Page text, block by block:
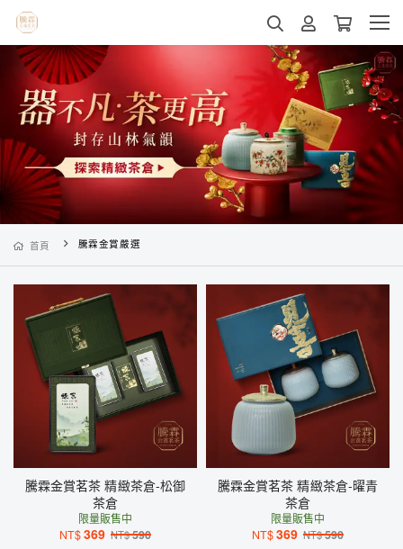
首頁 騰霖金賞嚴選
騰霖金賞茗茶 精緻茶倉-松御
茶倉
限量販售中
NT$369 NT$590
騰霖金賞茗茶 精緻茶倉-曜青
茶倉
限量販售中
NT$369 NT$590